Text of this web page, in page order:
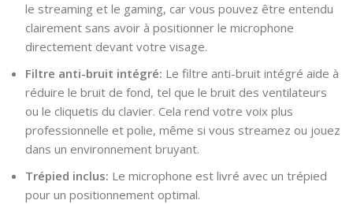
le streaming et le gaming, car vous pouvez être entendu
clairement sans avoir à positionner le microphone
directement devant votre visage.
Filtre anti-bruit intégré: Le filtre anti-bruit intégré aide à
réduire le bruit de fond, tel que le bruit des ventilateurs
ou le cliquetis du clavier. Cela rend votre voix plus
professionnelle et polie, même si vous streamez ou jouez
dans un environnement bruyant.
Trépied inclus: Le microphone est livré avec un trépied
pour un positionnement optimal.